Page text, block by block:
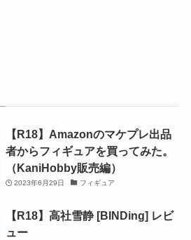
【R18】Amazonのマケプレ出品
者からフィギュアを買ってみた。
（KaniHobby販売編）
2023年6月29日 フィギュア
【R18】高社雪静 [BINDing] レビ
ュー